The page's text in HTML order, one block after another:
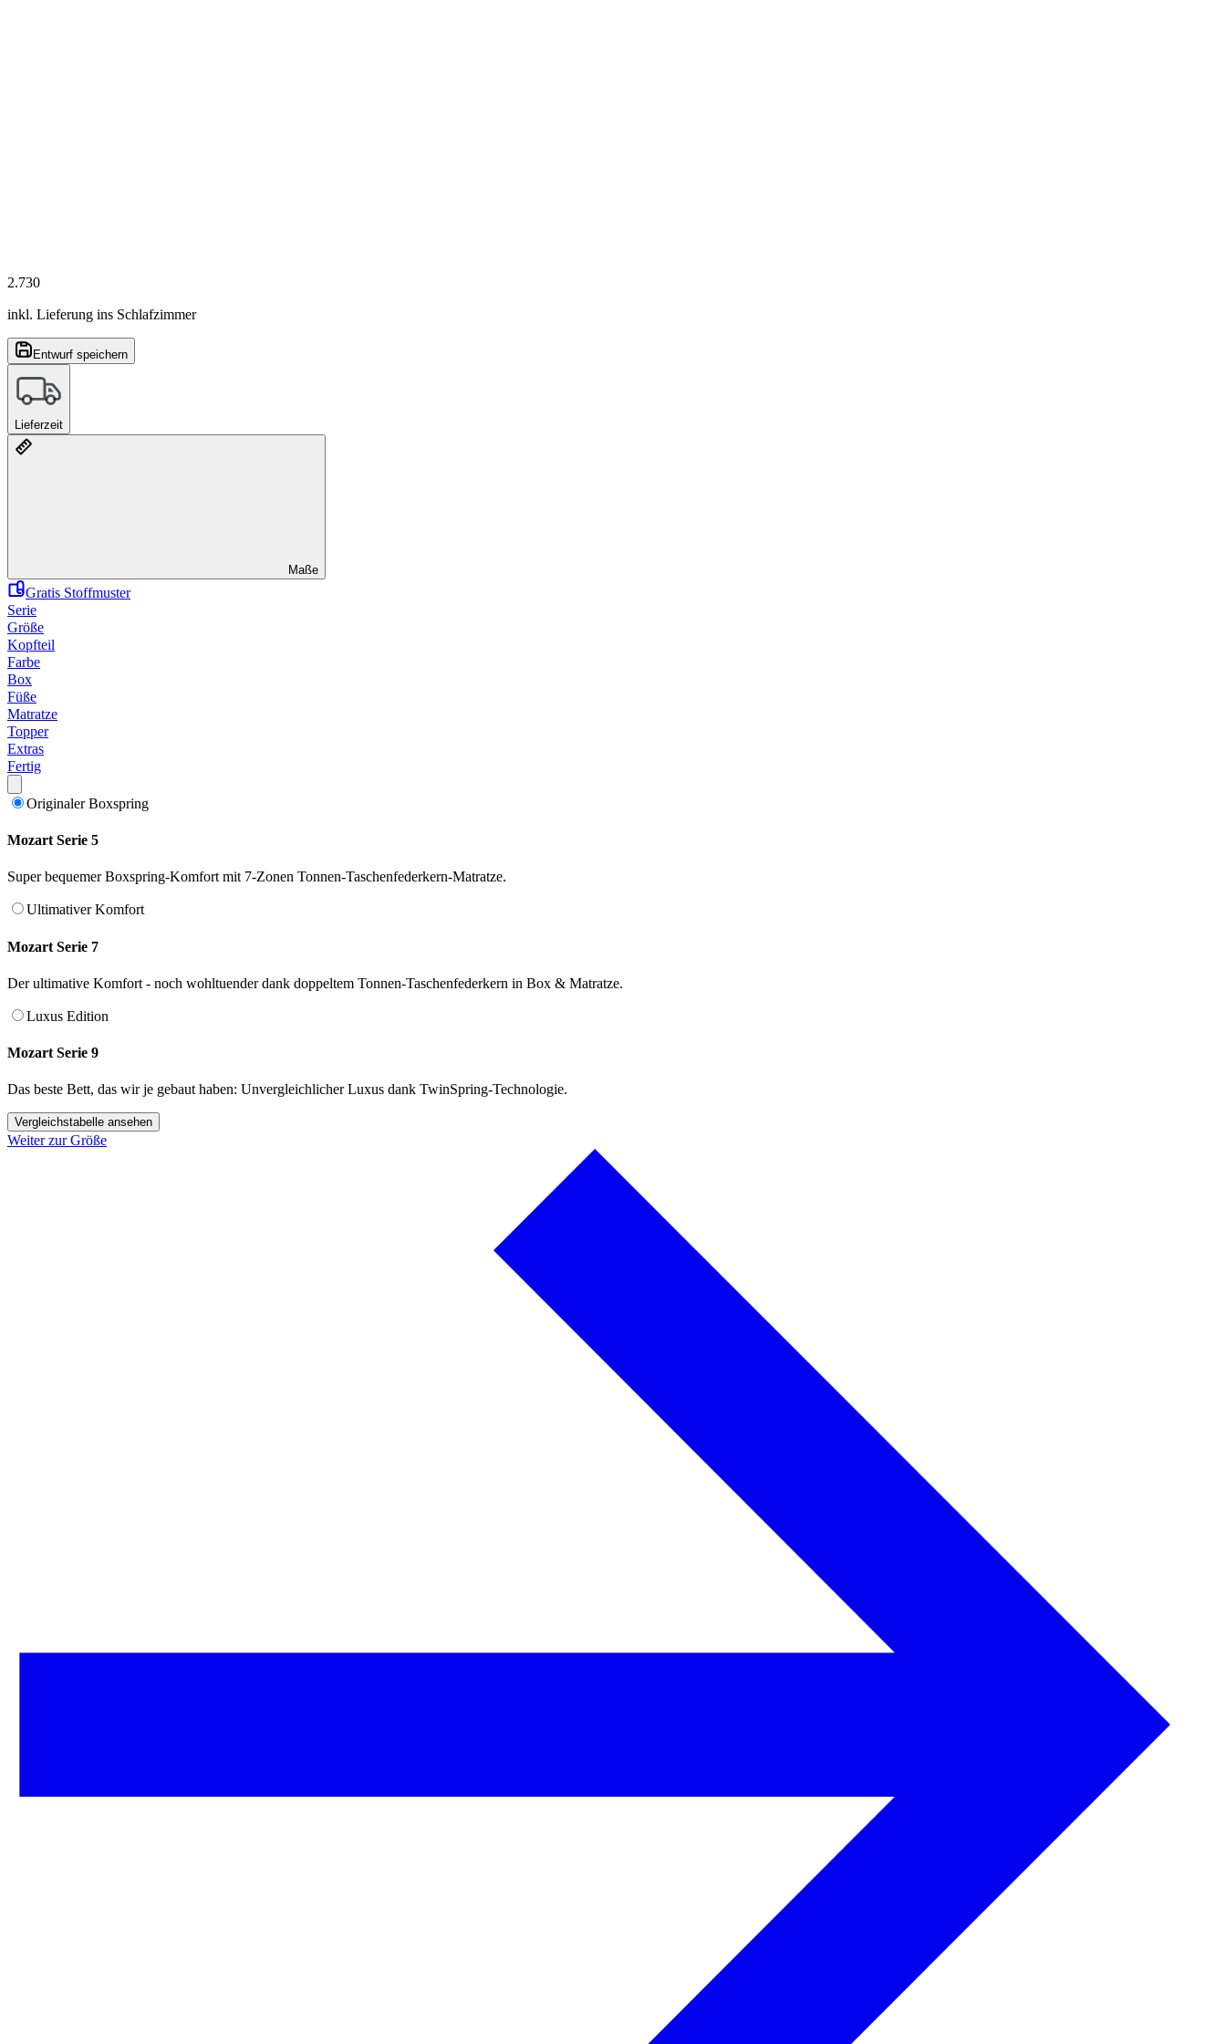
2.730
inkl. Lieferung ins Schlafzimmer
Entwurf speichern
Lieferzeit
Maße
Gratis Stoffmuster
Serie
Größe
Kopfteil
Farbe
Box
Füße
Matratze
Topper
Extras
Fertig
Originaler Boxspring
Mozart Serie 5
Super bequemer Boxspring-Komfort mit 7-Zonen Tonnen-Taschenfederkern-Matratze.
Ultimativer Komfort
Mozart Serie 7
Der ultimative Komfort - noch wohltuender dank doppeltem Tonnen-Taschenfederkern in Box & Matratze.
Luxus Edition
Mozart Serie 9
Das beste Bett, das wir je gebaut haben: Unvergleichlicher Luxus dank TwinSpring-Technologie.
Vergleichstabelle ansehen
Weiter zur Größe